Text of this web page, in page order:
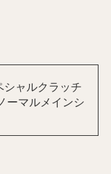
シャルクラッチ
ーマルメインシ